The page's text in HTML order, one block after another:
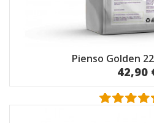
Pienso Golden
42,90